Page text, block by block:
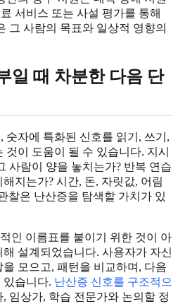
서비스 또는 사설 평가를 통해
그 사람의 목표와 일상적 영향의
일 때 차분한 다음 단
숫자에 특화된 신호를 읽기, 쓰기,
이 도움이 될 수 있습니다. 지시
사람이 양을 놓치는가? 반복 연습
지는가? 시간, 돈, 자릿값, 어림
찰은 난산증을 탐색할 가치가 있
적인 이름표를 붙이기 위한 것이 아
설계되었습니다. 사용자가 자신
모으고, 패턴을 비교하며, 다음
있습니다. 난산증 신호를 구조적으
임상가, 학습 전문가와 논의할 정